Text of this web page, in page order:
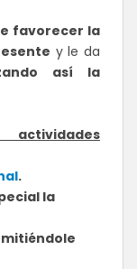
favorecer la
y le da
así la
.
la